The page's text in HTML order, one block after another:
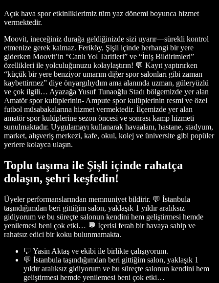
Açık hava spor etkinliklerimiz tüm yaz dönemi boyunca hizmet
vermektedir.
Moovit, ineceğiniz durağa geldiğinizde sizi uyarır—sürekli kontrol
etmenize gerek kalmaz. Feriköy, Şişli içinde herhangi bir yere
giderken Moovit’in “Canlı Yol Tarifleri” ve “İniş Bildirimleri”
özellikleri ile yolculuğunuzu kolaylaştırın! 💬 Kayıt yaptırırken
“küçük bir yere benziyor umarım diğer spor salonları gibi zaman
kaybettirmez” diye önyargılıydım ama alanında uzman, güleryüzlü
ve çok ilgili… Ayazağa Yusuf Tunaoğlu Stadı bölgemizde yer alan
Amatör spor kulüplerinin- Ampute spor kulüplerinin resmi ve özel
futbol müsabakalarına hizmet vermektedir. İlçemizde yer alan
amatör spor kulüplerine sezon öncesi ve sonrası kamp hizmeti
sunulmaktadır. Uygulamayı kullanarak havaalanı, hastane, stadyum,
market, alışveriş merkezi, kafe, okul, kolej ve üniversite gibi popüler
yerlere kolayca ulaşın.
Toplu taşıma ile Şişli içinde rahatça
dolaşın, şehri keşfedin!
Üyeler performanslarından memnuniyet bildirir. 💬 İstanbula
taşındığımdan beri gittiğim salon, yaklaşık 1 yıldır aralıksız
gidiyorum ve bu süreçte salonun kendini hem geliştirmesi hemde
yenilemesi beni çok etki… 💬 İçerisi ferah bir havaya sahip ve
rahatsız edici bir koku bulunmamakta.
💬 Yasin Aktaş ve ekibi ile birlikte çalışıyorum.
💬 İstanbula taşındığımdan beri gittiğim salon, yaklaşık 1
yıldır aralıksız gidiyorum ve bu süreçte salonun kendini hem
geliştirmesi hemde yenilemesi beni çok etki…